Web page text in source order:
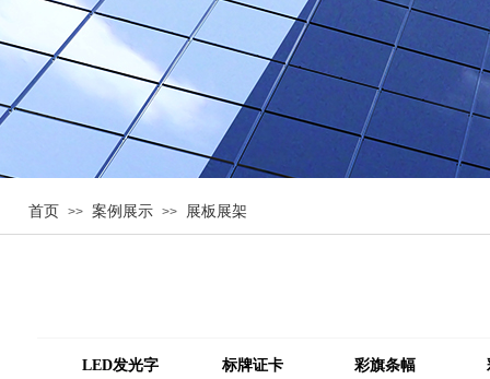
首页 >> 案例展示 >> 展板展架
LED发光字 标牌证卡 彩旗条幅